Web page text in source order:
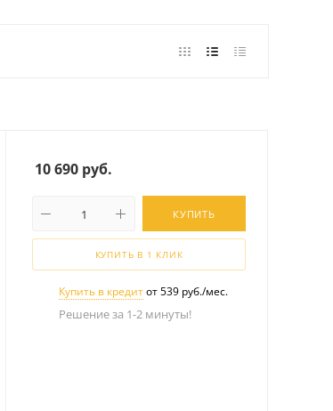
10 690 руб.
КУПИТЬ
КУПИТЬ В 1 КЛИК
Купить в кредитот 539 руб./мес.
Решение за 1-2 минуты!